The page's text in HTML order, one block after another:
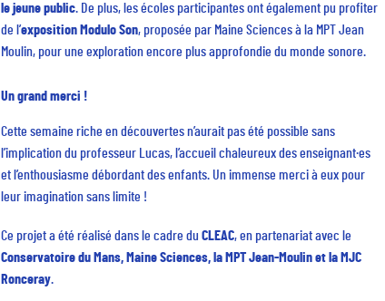
le jeune public. De plus, les écoles participantes ont également pu profiter
de l’exposition Modulo Son, proposée par Maine Sciences à la MPT Jean
Moulin, pour une exploration encore plus approfondie du monde sonore.
Un grand merci !
Cette semaine riche en découvertes n’aurait pas été possible sans
l’implication du professeur Lucas, l’accueil chaleureux des enseignant·es
et l’enthousiasme débordant des enfants. Un immense merci à eux pour
leur imagination sans limite !
Ce projet a été réalisé dans le cadre du CLEAC, en partenariat avec le
Conservatoire du Mans, Maine Sciences, la MPT Jean-Moulin et la MJC
Ronceray.